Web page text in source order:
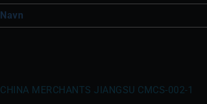
Navn
CHINA MERCHANTS JIANGSU CMCS-002-1